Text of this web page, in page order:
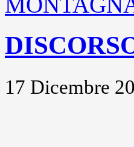
17 Dicembre